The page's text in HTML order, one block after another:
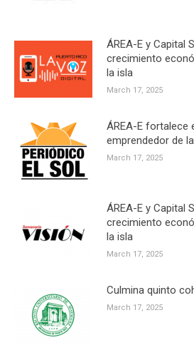
ÁREA-E y Capital
crecimiento
la isla
March 17, 2025
ÁREA-E fortalece
emprendedor de
March 17, 2025
ÁREA-E y Capital
crecimiento
la isla
March 17, 2025
Culmina quinto
March 17, 2025